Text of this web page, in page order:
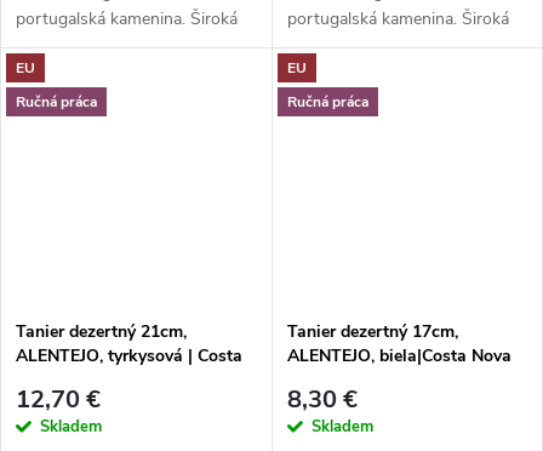
portugalská kamenina. Široká
ponuka kolekcií, tvarov, farieb a
funkcií. Objednávajte v našom
e-shope.
portugalská kamenina. Široká
ponuka kolekcií, tvarov, farieb a
funkcií. Objednávajte v našom
e-shope.
EU
Ručná práca
Tanier dezertný 21cm,
ALENTEJO, tyrkysová | Costa
12,70 €
Skladem
EU
Ručná práca
Tanier dezertný 17cm,
ALENTEJO, biela|Costa Nova
8,30 €
Skladem